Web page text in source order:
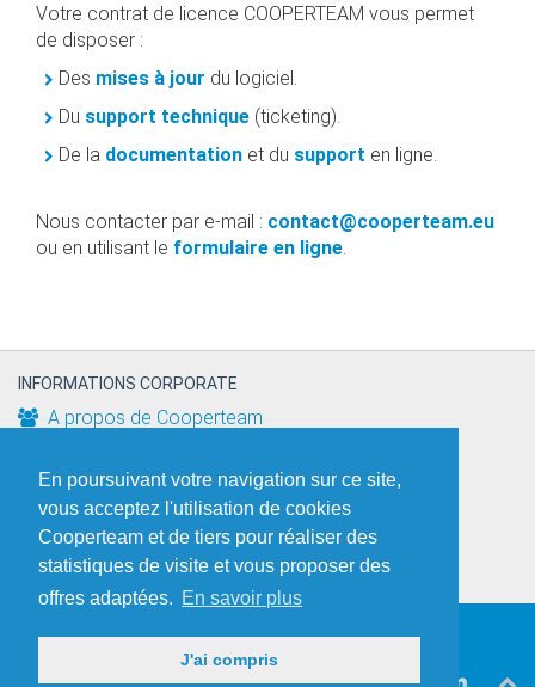
En poursuivant votre navigation sur ce site,
vous acceptez l'utilisation de cookies
Cooperteam et de tiers pour réaliser des
statistiques de visite et vous proposer des
offres adaptées. En savoir plus
J'ai compris
Votre contrat de licence COOPERTEAM vous permet
de disposer :
Des mises à jour du logiciel.
Du support technique (ticketing).
De la documentation et du support en ligne.
Nous contacter par e-mail : contact@cooperteam.eu
ou en utilisant le formulaire en ligne
INFORMATIONS CORPORATE
A propos de Cooperteam
Mentions Légales| Gestion des cookies
CONTACTEZ-NOUS
Contacts & Coordonnéees
COOPERTEAM . All Rights Reserved.